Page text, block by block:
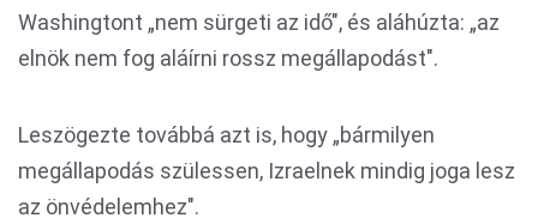
Washingtont „nem sürgeti az idő", és aláhúzta: „az
elnök nem fog aláírni rossz megállapodást".
Leszögezte továbbá azt is, hogy „bármilyen
megállapodás szülessen, Izraelnek mindig joga lesz
az önvédelemhez".